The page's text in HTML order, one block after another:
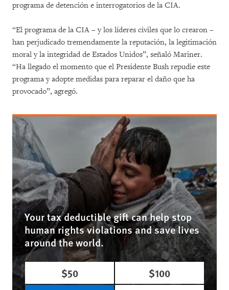
programa de detención e interrogatorios de la CIA.
“El programa de la CIA – y los líderes civiles que lo crearon –
han perjudicado tremendamente la reputación, la legitimación
moral y la integridad de Estados Unidos”, señaló Mariner.
“Ha llegado el momento que el Presidente Bush repudie este
programa y adopte medidas para reparar el daño que ha
provocado”, agregó.
Your tax deductible gift can help stop
human rights violations and save lives
around the world.
$50
$100